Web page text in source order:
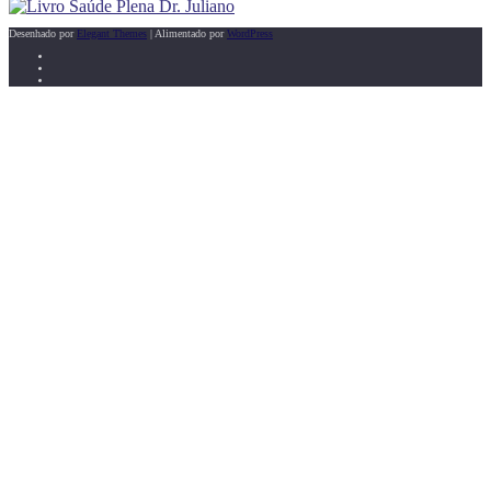
Desenhado por Elegant Themes | Alimentado porWordPress